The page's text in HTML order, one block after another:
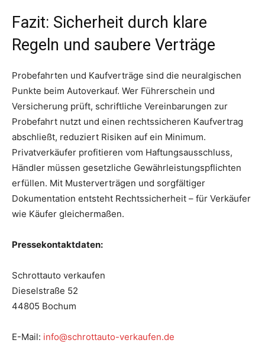
Fazit: Sicherheit durch klare
Regeln und saubere Verträge
Probefahrten und Kaufverträge sind die neuralgischen
Punkte beim Autoverkauf. Wer Führerschein und
Versicherung prüft, schriftliche Vereinbarungen zur
Probefahrt nutzt und einen rechtssicheren Kaufvertrag
abschließt, reduziert Risiken auf ein Minimum.
Privatverkäufer profitieren vom Haftungsausschluss,
Händler müssen gesetzliche Gewährleistungspflichten
erfüllen. Mit Musterverträgen und sorgfältiger
Dokumentation entsteht Rechtssicherheit – für Verkäufer
wie Käufer gleichermaßen.
Pressekontaktdaten:
Schrottauto verkaufen
Dieselstraße 52
44805 Bochum
E-Mail: info@schrottauto-verkaufen.de